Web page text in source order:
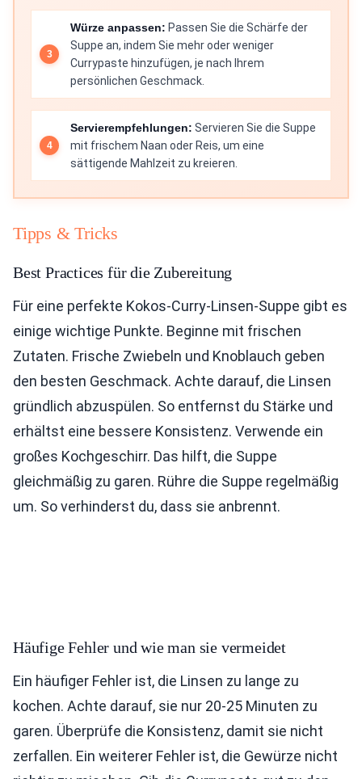
Würze anpassen: Passen Sie die Schärfe der
Suppe an, indem Sie mehr oder weniger
Currypaste hinzufügen, je nach Ihrem
persönlichen Geschmack.
Servierempfehlungen: Servieren Sie die Suppe
mit frischem Naan oder Reis, um eine
sättigende Mahlzeit zu kreieren.
Tipps & Tricks
Best Practices für die Zubereitung
Für eine perfekte Kokos-Curry-Linsen-Suppe gibt es
einige wichtige Punkte. Beginne mit frischen
Zutaten. Frische Zwiebeln und Knoblauch geben
den besten Geschmack. Achte darauf, die Linsen
gründlich abzuspülen. So entfernst du Stärke und
erhältst eine bessere Konsistenz. Verwende ein
großes Kochgeschirr. Das hilft, die Suppe
gleichmäßig zu garen. Rühre die Suppe regelmäßig
um. So verhinderst du, dass sie anbrennt.
Häufige Fehler und wie man sie vermeidet
Ein häufiger Fehler ist, die Linsen zu lange zu
kochen. Achte darauf, sie nur 20-25 Minuten zu
garen. Überprüfe die Konsistenz, damit sie nicht
zerfallen. Ein weiterer Fehler ist, die Gewürze nicht